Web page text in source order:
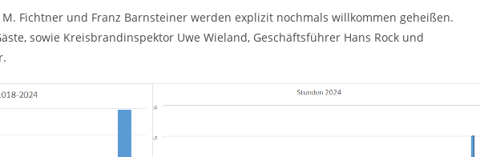
Fichtner und Franz Barnsteiner werden explizit nochmals willkommen geheißen.
sowie Kreisbrandinspektor Uwe Wieland, Geschäftsführer Hans Rock und